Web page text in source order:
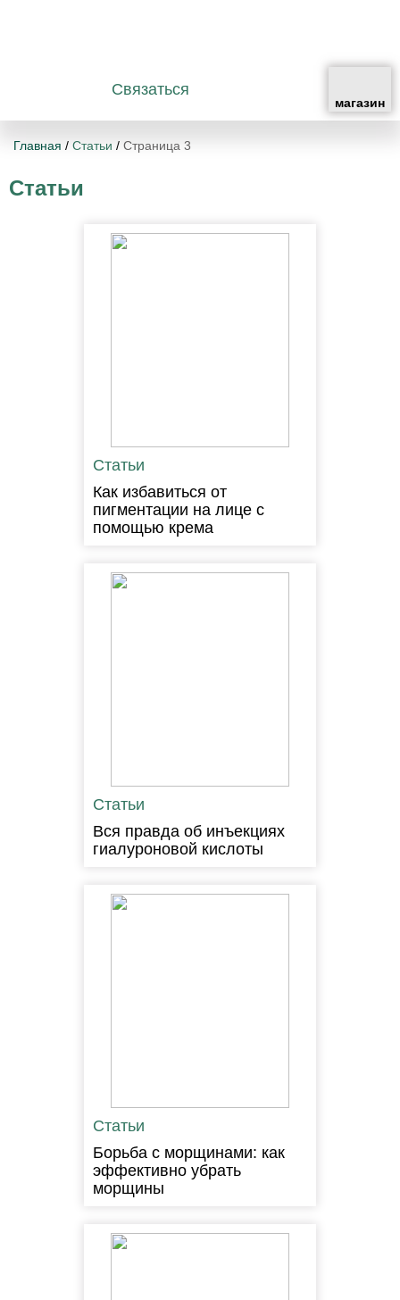
Связаться
Главная / Статьи / Страница 3
Статьи
Статьи
Как избавиться от
пигментации на лице с
помощью крема
Статьи
Вся правда об инъекциях
гиалуроновой кислоты
Статьи
Борьба с морщинами: как
эффективно убрать
морщины